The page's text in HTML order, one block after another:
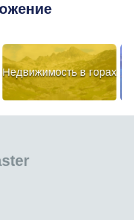
Недвижимость в горах